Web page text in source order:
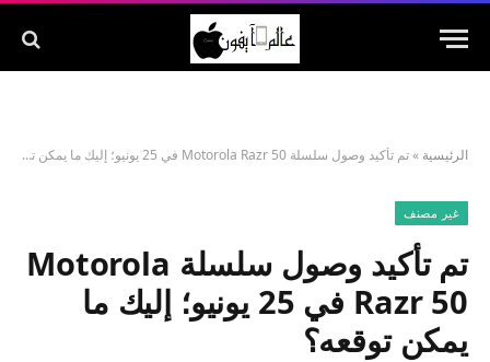
الرئيسية »تم تأكيد وصول سلسلة Motorola Razr 50 في 25 يونيو؛ إليك ما يمكن توقعه؟
غير مصنف
تم تأكيد وصول سلسلة Motorola
Razr 50 في 25 يونيو؛ إليك ما
يمكن توقعه؟